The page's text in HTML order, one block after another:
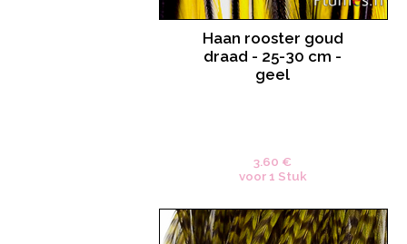
Haan rooster goud
draad - 25-30 cm -
geel
3.60 €
voor 1 Stuk